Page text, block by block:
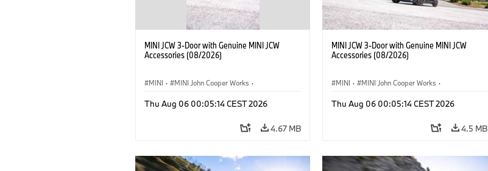
MINI JCW 3-Door with Genuine MINI JCW
Accessories (08/2026)
MINI · MINI John Cooper Works ·
Optional Extras, Accessories
Thu Aug 06 00:05:14 CEST 2026
4.67 MB
MINI JCW 3-Door with Genuine MINI JCW
Accessories (08/2026)
MINI · MINI John Cooper Works ·
Optional Extras, Accessories
Thu Aug 06 00:05:14 CEST 2026
4.5 MB